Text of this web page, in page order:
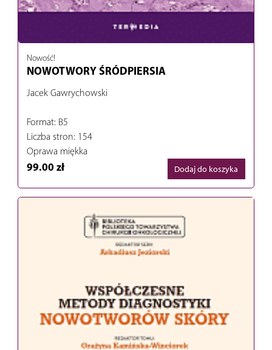
Nowość!
NOWOTWORY ŚRÓDPIERSIA
Jacek Gawrychowski
Format: B5
Liczba stron: 154
Oprawa miękka
99.00 zł Dodaj do koszyka